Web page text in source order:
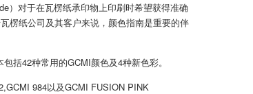
）对于在瓦楞纸承印物上印刷时希望获得准确
楞纸公司及其客户来说，颜色指南是重要的伴
括42种常用的GCMI颜色及4种新色彩。
984以及GCMI FUSION PINK